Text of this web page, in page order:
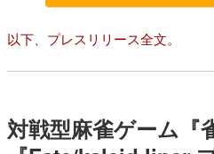
以下、プレスリリース全文。
対戦型麻雀ゲーム『